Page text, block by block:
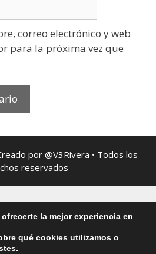
correo electrónico y web
para la próxima vez que
por @V3Rivera • Todos los
reservados
la mejor experiencia en
qué cookies utilizamos o
.